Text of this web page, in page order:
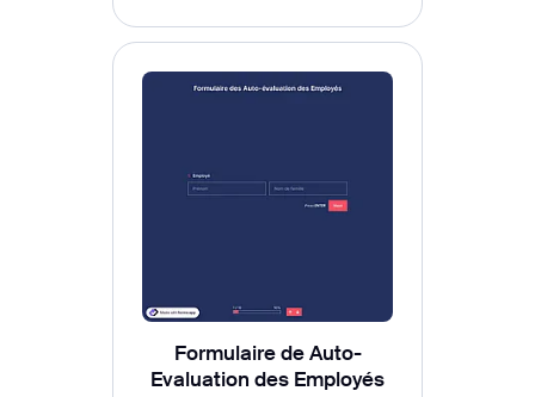
Formulaire de Auto-
Evaluation des Employés